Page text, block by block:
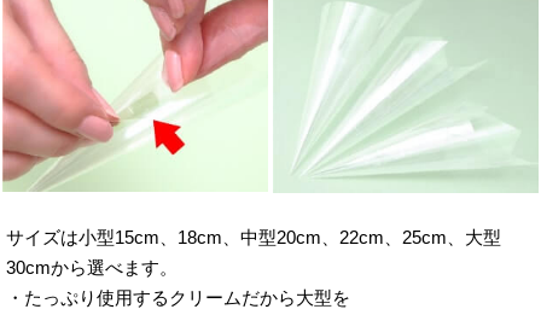
サイズは小型15cm、18cm、中型20cm、22cm、25cm、大型
30cmから選べます。
・たっぷり使用するクリームだから大型を